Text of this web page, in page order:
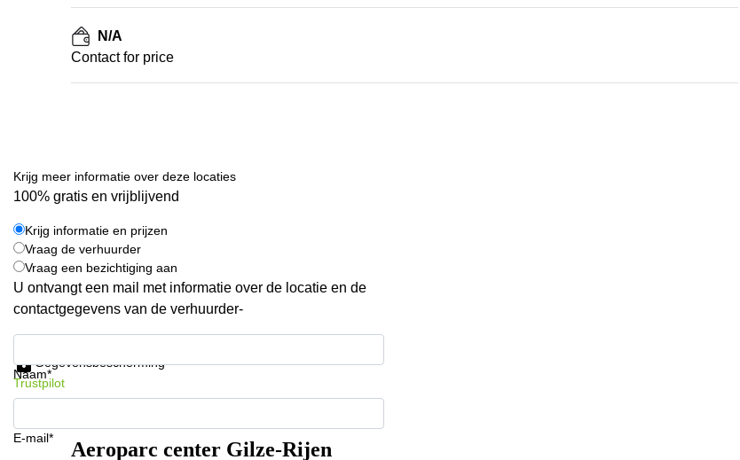
N/A
Contact for price
Krijg meer informatie over deze locaties
100% gratis en vrijblijvend
Krijg informatie en prijzen
Vraag de verhuurder
Vraag een bezichtiging aan
U ontvangt een mail met informatie over de locatie en de
contactgegevens van de verhuurder-
Naam*
E-mail*
Gegevensbescherming
Trustpilot
Aeroparc center Gilze-Rijen